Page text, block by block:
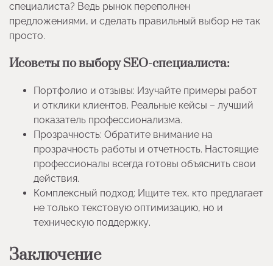
специалиста? Ведь рынок переполнен
предложениями, и сделать правильный выбор не так
просто.
Исоветы по выбору SEO-специалиста:
Портфолио и отзывы: Изучайте примеры работ
и отклики клиентов. Реальные кейсы – лучший
показатель профессионализма.
Прозрачность: Обратите внимание на
прозрачность работы и отчетность. Настоящие
профессионалы всегда готовы объяснить свои
действия.
Комплексный подход: Ищите тех, кто предлагает
не только текстовую оптимизацию, но и
техническую поддержку.
Заключение